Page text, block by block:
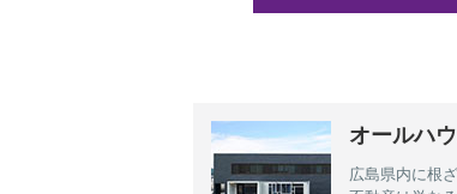
オールハ
広島県内に根